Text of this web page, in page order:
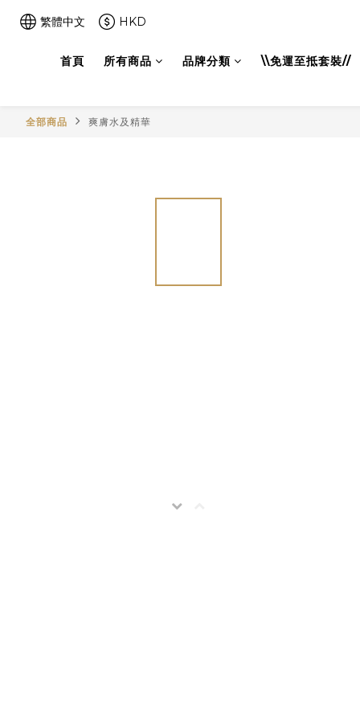
繁體中文 HKD
首頁 所有商品 品牌分類 \\免運至抵套裝//
全部商品 爽膚水及精華